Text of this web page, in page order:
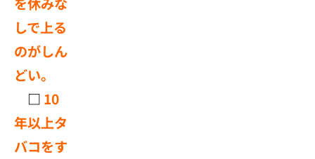
しで上る
のがしん
どい。
□ 10
年以上タ
バコをす